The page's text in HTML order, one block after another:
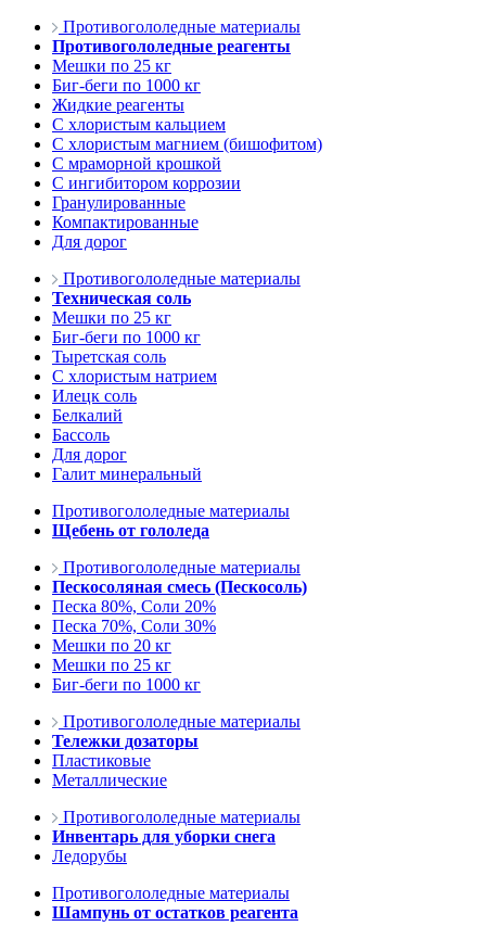
Противогололедные материалы
Противогололедные реагенты
Мешки по 25 кг
Биг-беги по 1000 кг
Жидкие реагенты
С хлористым кальцием
С хлористым магнием (бишофитом)
С мраморной крошкой
С ингибитором коррозии
Гранулированные
Компактированные
Для дорог
Противогололедные материалы
Техническая соль
Мешки по 25 кг
Биг-беги по 1000 кг
Тыретская соль
С хлористым натрием
Илецк соль
Белкалий
Бассоль
Для дорог
Галит минеральный
Противогололедные материалы
Щебень от гололеда
Противогололедные материалы
Пескосоляная смесь (Пескосоль)
Песка 80%, Соли 20%
Песка 70%, Соли 30%
Мешки по 20 кг
Мешки по 25 кг
Биг-беги по 1000 кг
Противогололедные материалы
Тележки дозаторы
Пластиковые
Металлические
Противогололедные материалы
Инвентарь для уборки снега
Ледорубы
Противогололедные материалы
Шампунь от остатков реагента